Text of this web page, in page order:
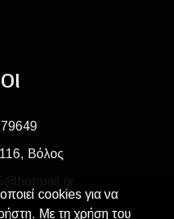
Βόλος
cookies για να
Με τη χρήση του